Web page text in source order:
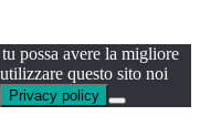
possa avere la migliore
questo sito noi
Privacy policy